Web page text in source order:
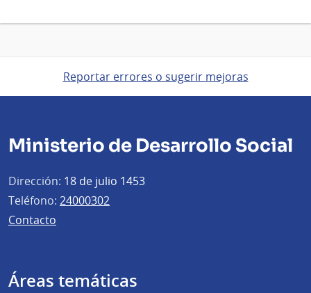
Reportar errores o sugerir mejoras
Ministerio de Desarrollo Social
Dirección: 18 de julio 1453
Teléfono: 24000302
Contacto
Áreas temáticas